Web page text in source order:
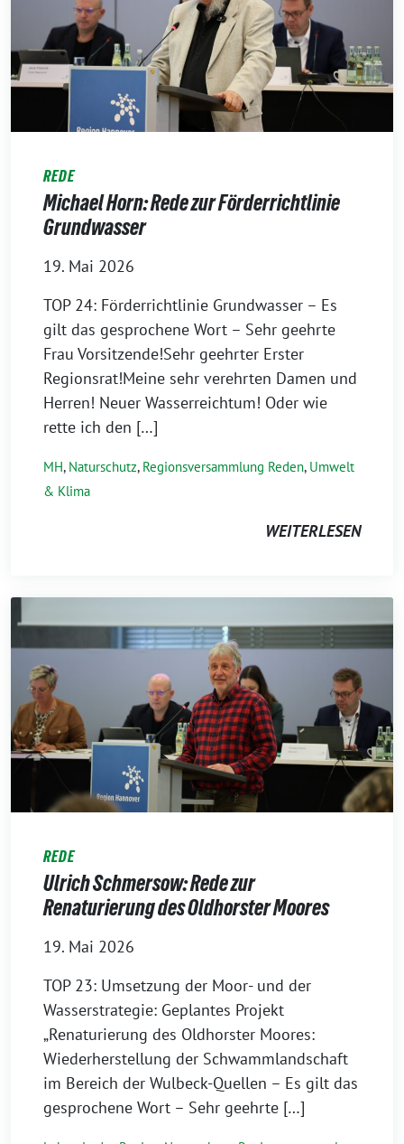
REDE
Michael Horn: Rede zur Förderrichtlinie
Grundwasser
19. Mai 2026
TOP 24: Förderrichtlinie Grundwasser – Es
gilt das gesprochene Wort – Sehr geehrte
Frau Vorsitzende!Sehr geehrter Erster
Regionsrat!Meine sehr verehrten Damen und
Herren! Neuer Wasserreichtum! Oder wie
rette ich den […]
MH, Naturschutz, Regionsversammlung Reden, Umwelt
& Klima
WEITERLESEN
REDE
Ulrich Schmersow: Rede zur
Renaturierung des Oldhorster Moores
19. Mai 2026
TOP 23: Umsetzung der Moor- und der
Wasserstrategie: Geplantes Projekt
„Renaturierung des Oldhorster Moores:
Wiederherstellung der Schwammlandschaft
im Bereich der Wulbeck-Quellen – Es gilt das
gesprochene Wort – Sehr geehrte […]